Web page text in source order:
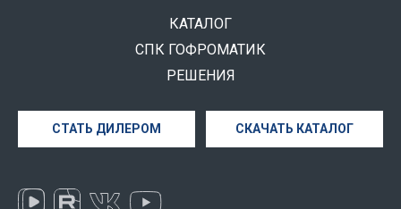
КАТАЛОГ
СПК ГОФРОМАТИК
РЕШЕНИЯ
СТАТЬ ДИЛЕРОМ СКАЧАТЬ КАТАЛОГ